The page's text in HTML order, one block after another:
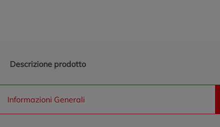
Descrizione prodotto
Informazioni Generali